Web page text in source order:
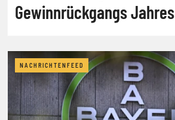
Gewinnrückgangs
NACHRICHTENFEED